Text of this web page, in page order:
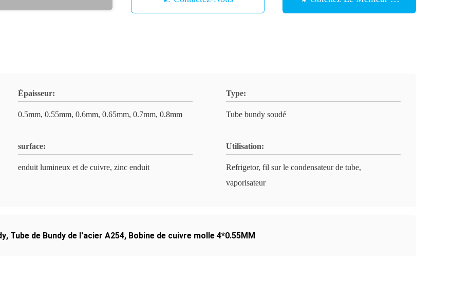
Épaisseur:
0.5mm, 0.55mm, 0.6mm, 0.65mm, 0.7mm, 0.8mm
Type:
Tube bundy soudé
surface:
enduit lumineux et de cuivre, zinc enduit
Utilisation:
Refrigetor, fil sur le condensateur de tube,
vaporisateur
, Tube de Bundy de l'acier A254, Bobine de cuivre molle 4*0.55MM